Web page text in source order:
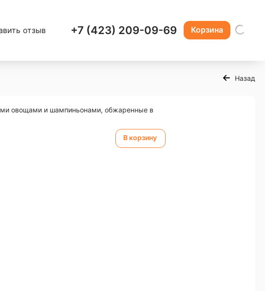
отзыв +7 (423) 209-09-69 Корзина
Назад
овощами и шампиньонами, обжаренные в
В корзину